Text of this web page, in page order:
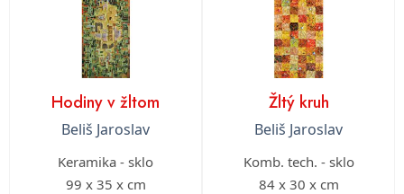
Hodiny v žltom
Beliš Jaroslav
Keramika - sklo
99 x 35 x cm
Žltý kruh
Beliš Jaroslav
Komb. tech. - sklo
84 x 30 x cm